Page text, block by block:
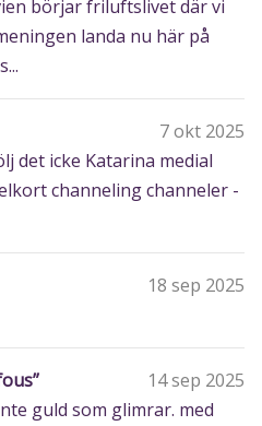
börjar friluftslivet där vi
landa nu här på
7 okt 2025
det icke Katarina medial
channeling channeler -
18 sep 2025
14 sep 2025
guld som glimrar. med